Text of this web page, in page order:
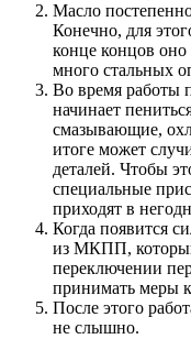
Масло
Конечно, для
конце концов оно
много стальных
Во время работы
начинает
смазывающие,
итоге может
деталей. Чтобы
специальные
приходят в
Когда появится
из МКПП,
переключении
принимать меры
После этого
не слышно.